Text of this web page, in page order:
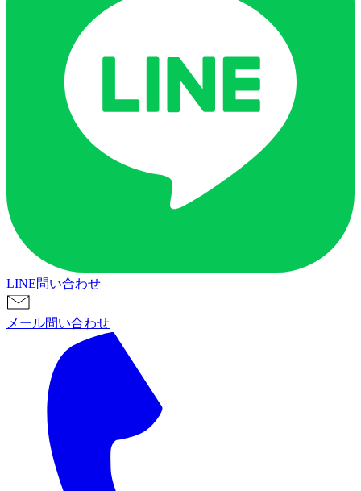
LINE問い合わせ
メール問い合わせ